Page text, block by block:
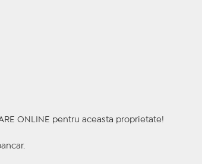
ONLINE pentru aceasta proprietate!